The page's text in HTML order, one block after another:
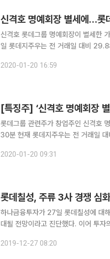
신격호 명예회장 별세에…롯
신격호 롯데그룹 명예회장이 별세한
일 롯데지주우는 전 거래일 대비
학(0.72%), 롯데손해보험(0.51
2020-01-20 16:59
[특징주] ‘신격호 명예회장
롯데그룹 관련주가 창업주인 신격호 명예회
30분 현재 롯데지주우는 전 거래일
롯데칠성(2.27%), 롯데
2020-01-20 09:31
롯데칠성, 주류 3사 경쟁 심
하나금융투자가 27일 롯데칠성에 대
대될 전망이라고 진단했다. 이어 투자
5739억 원, 영업이익은 11.7% 감소
2019-12-27 08:20